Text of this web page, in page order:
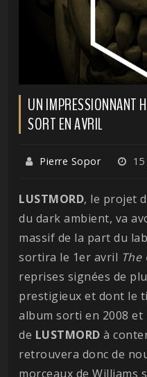
UN IMPRESSIONNANT
SORT EN AVRIL
Pierre Sopor
LUSTMORD, le projet
du dark ambient, va
massif de la part du
sortira le 1er avril The
reprises signées de
prestigieux et dont le
album sorti en 2008 et
de LUSTMORD à
retrouvera donc de
morceaux de Williams